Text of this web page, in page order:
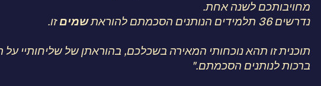
מחויבותכם לשנה אחת.
נדרשים 36 תלמידים הנותנים הסכמתם להוראת
שמיםזו.
תוכנית זו תהא נוכחותי המאירה בשכלכם, בהוראתן של שליחותיי על
ברכות לנותנים הסכמתם."